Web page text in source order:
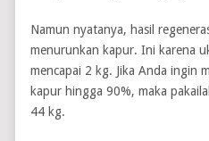
Namun nyatanya, hasil
menurunkan kapur. Ini karena
mencapai 2 kg. Jika Anda ingin
kapur hingga 90%, maka
44 kg.